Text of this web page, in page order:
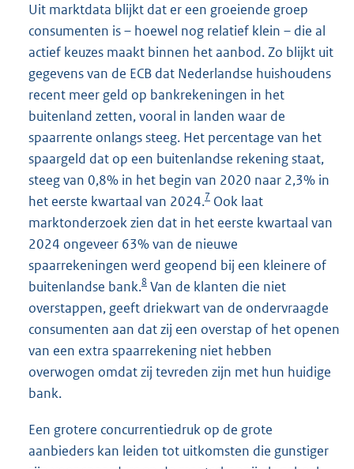
Uit marktdata blijkt dat er een groeiende groep
consumenten is – hoewel nog relatief klein – die al
actief keuzes maakt binnen het aanbod. Zo blijkt uit
gegevens van de ECB dat Nederlandse huishoudens
recent meer geld op bankrekeningen in het
buitenland zetten, vooral in landen waar de
spaarrente onlangs steeg. Het percentage van het
spaargeld dat op een buitenlandse rekening staat,
steeg van 0,8% in het begin van 2020 naar 2,3% in
het eerste kwartaal van 2024.7 Ook laat
marktonderzoek zien dat in het eerste kwartaal van
2024 ongeveer 63% van de nieuwe
spaarrekeningen werd geopend bij een kleinere of
buitenlandse bank.8 Van de klanten die niet
overstappen, geeft driekwart van de ondervraagde
consumenten aan dat zij een overstap of het openen
van een extra spaarrekening niet hebben
overwogen omdat zij tevreden zijn met hun huidige
bank.
Een grotere concurrentiedruk op de grote
aanbieders kan leiden tot uitkomsten die gunstiger